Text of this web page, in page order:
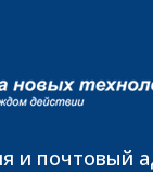
и почтовый